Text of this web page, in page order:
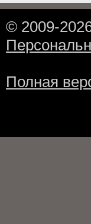
© 2009-
Полная